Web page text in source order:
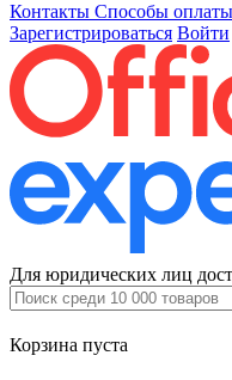
Контакты Способы оплаты
Зарегистрироваться Войти
Для юридических лиц
Корзина пуста